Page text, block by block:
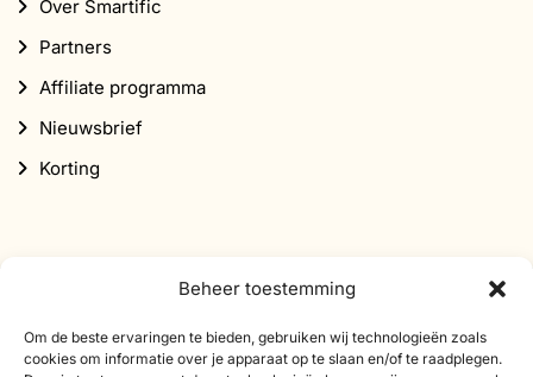
Beheer toestemming
Om de beste ervaringen te bieden, gebruiken wij technologieën zoals
cookies om informatie over je apparaat op te slaan en/of te raadplegen.
Over Smartific
Partners
Affiliate programma
Nieuwsbrief
Korting
Abonneer je op onze nieuwsbrief